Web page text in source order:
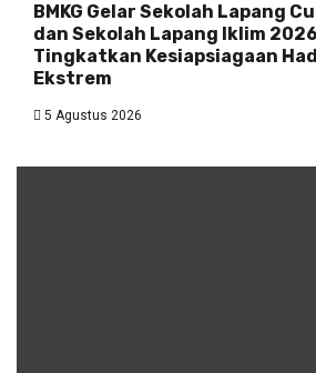
BMKG Gelar Sekolah Lapang
dan Sekolah Lapang Iklim
Tingkatkan Kesiapsiagaan
Ekstrem
5 Agustus 2026